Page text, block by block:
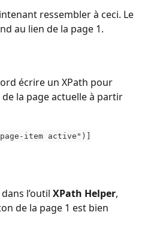
ressembler à ceci. Le
au lien de la page 1.
écrire un XPath pour
la page actuelle à partir
item active")]
l’outil XPath Helper,
de la page 1 est bien